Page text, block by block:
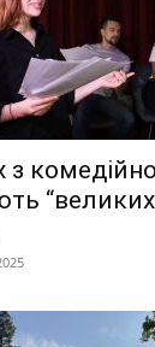
з
“великих